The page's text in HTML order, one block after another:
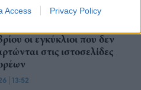
Access Privacy Policy
οι εγκύκλιοι που δεν
στις ιστοσελίδες
| 13:52